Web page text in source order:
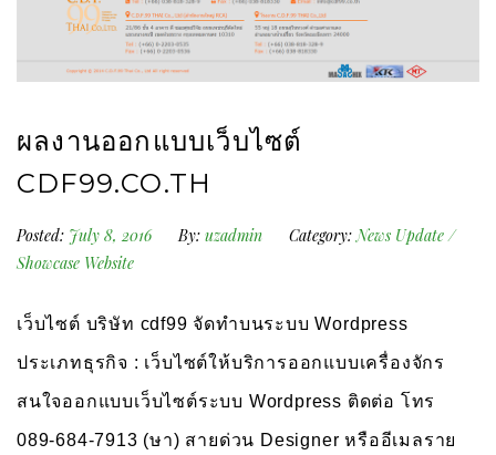
ผลงานออกแบบเว็บไซต์
CDF99.CO.TH
Posted: July 8, 2016 By: uzadmin Category: News Update/
Showcase Website
เว็บไซต์ บริษัท cdf99 จัดทำบนระบบ Wordpress
ประเภทธุรกิจ : เว็บไซต์ให้บริการออกแบบเครื่องจักร
สนใจออกแบบเว็บไซต์ระบบ Wordpress ติดต่อ โทร
089-684-7913 (ษา) สายด่วน Designer หรืออีเมลราย